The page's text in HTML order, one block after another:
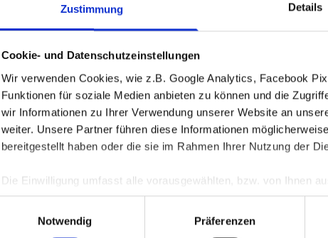
Zustimmung Details
Cookie- und Datenschutzeinstellungen
Wir verwenden Cookies, wie z.B. Google Analytics, Facebook
Funktionen für soziale Medien anbieten zu können und die
wir Informationen zu Ihrer Verwendung unserer Website an
weiter. Unsere Partner führen diese Informationen
bereitgestellt haben oder die sie im Rahmen Ihrer Nutzung der
Die Einwilligung umfasst alle vorausgewählten, bzw. von Ihnen
jederzeit unter DATENSCHUTZanpassen bzw. widerrufen. Eine
verwendeten externen Komponenten finden Sie in unserer
Notwendig
Präferenzen
Application error: a client-side exception has occurred